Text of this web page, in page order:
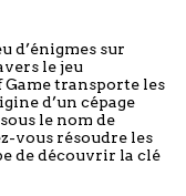
d’énigmes sur
le jeu
Game transporte les
d’un cépage
le nom de
vous résoudre les
de découvrir la clé